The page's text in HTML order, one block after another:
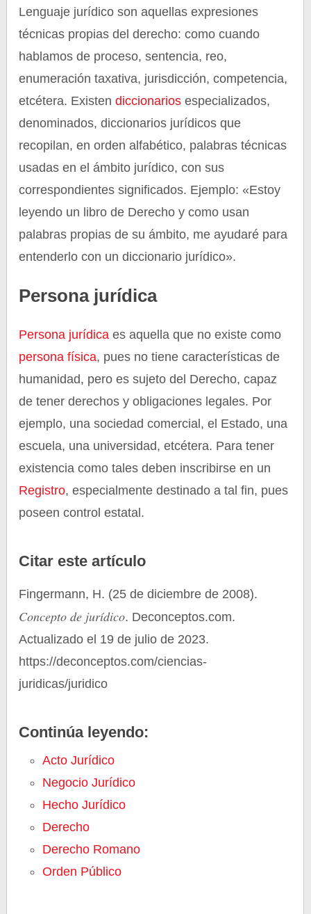
Lenguaje jurídico son aquellas expresiones
técnicas propias del derecho: como cuando
hablamos de proceso, sentencia, reo,
enumeración taxativa, jurisdicción, competencia,
etcétera. Existendiccionarios especializados,
denominados, diccionarios jurídicos que
recopilan, en orden alfabético, palabras técnicas
usadas en el ámbito jurídico, con sus
correspondientes significados. Ejemplo: «Estoy
leyendo un libro de Derecho y como usan
palabras propias de su ámbito, me ayudaré para
entenderlo con un diccionario jurídico».
Persona jurídica
Persona jurídica es aquella que no existe como
persona física, pues no tiene características de
humanidad, pero es sujeto del Derecho, capaz
de tener derechos y obligaciones legales. Por
ejemplo, una sociedad comercial, el Estado, una
escuela, una universidad, etcétera. Para tener
existencia como tales deben inscribirse en un
Registro, especialmente destinado a tal fin, pues
poseen control estatal.
Citar este artículo
Fingermann, H. (25 de diciembre de 2008).
Concepto de jurídico. Deconceptos.com.
Actualizado el 19 de julio de 2023.
https://deconceptos.com/ciencias-
juridicas/juridico
Continúa leyendo:
Acto Jurídico
Negocio Jurídico
Hecho Jurídico
Derecho
Derecho Romano
Orden Público